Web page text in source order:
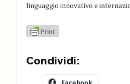
linguaggio innovativo e
Condividi: